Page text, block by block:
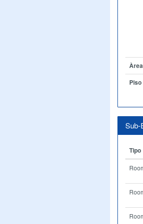
Àrea
Piso
Sub-
Tipo